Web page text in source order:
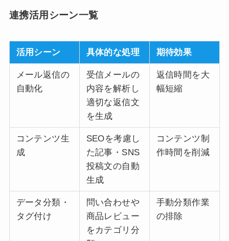
連携活用シーン一覧
活用シーン 具体的な処理 期待効果
メール返信の
自動化
受信メールの
内容を解析し
適切な返信文
を生成
返信時間を大
幅短縮
コンテンツ生
成
SEOを考慮し
た記事・SNS
投稿文の自動
生成
コンテンツ制
作時間を削減
データ分類・
タグ付け
問い合わせや
商品レビュー
をカテゴリ分
手動分類作業
の排除